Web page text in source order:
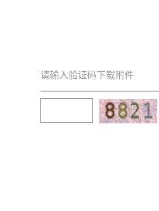
请输入验证码下载附件